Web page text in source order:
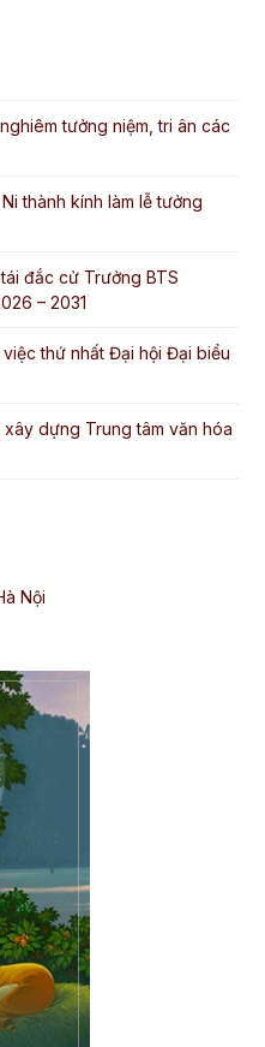
tưởng niệm, tri ân các
thành kính làm lễ tưởng
đắc cử Trưởng BTS
– 2031
thứ nhất Đại hội Đại biểu
dựng Trung tâm văn hóa
Nội